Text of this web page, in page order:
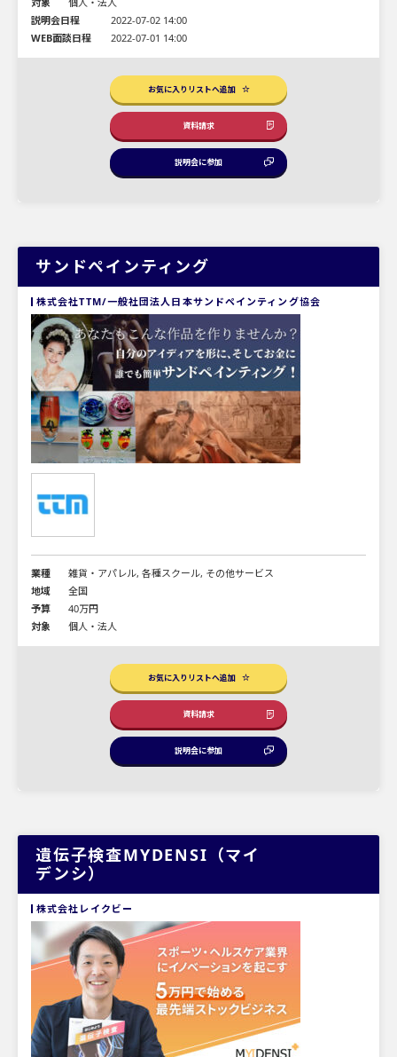
説明会日程
2022-07-02 14:00
WEB面談日程
2022-07-01 14:00
お気に入りリストへ追加
資料請求
説明会に参加
サンドペインティング
株式会社TTM/一般社団法人日本サンドペインティング協会
業種
雑貨・アパレル, 各種スクール, その他サービス
地域
全国
予算
40万円
対象
個人・法人
お気に入りリストへ追加
資料請求
説明会に参加
遺伝子検査MYDENSI（マイ
デンシ）
株式会社レイクビー